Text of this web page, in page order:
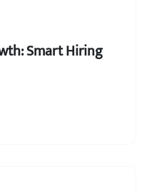
Smart Hiring